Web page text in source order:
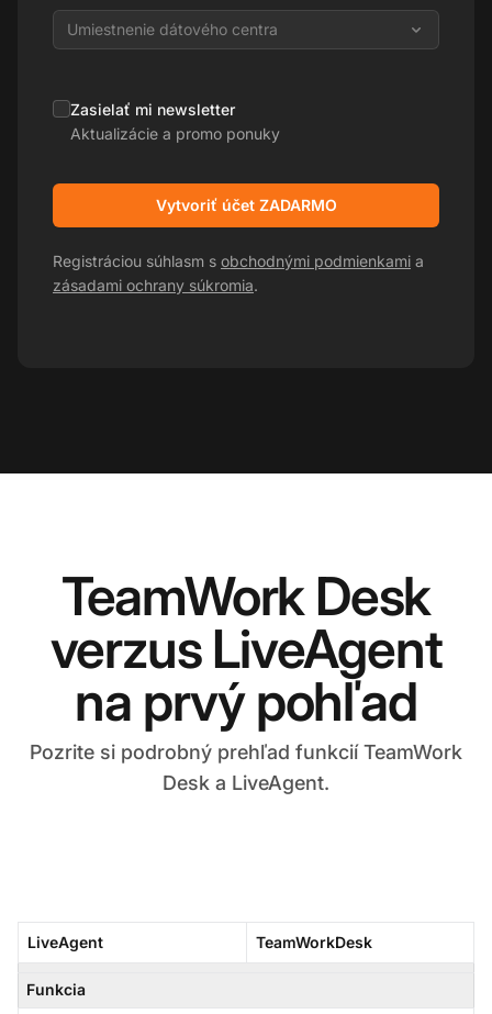
Umiestnenie dátového centra
Zasielať mi newsletter
Aktualizácie a promo ponuky
Vytvoriť účet ZADARMO
Registráciou súhlasm s obchodnými podmienkami a
zásadami ochrany súkromia.
TeamWork Desk
verzus LiveAgent
na prvý pohľad
Pozrite si podrobný prehľad funkcií TeamWork
Desk a LiveAgent.
LiveAgent TeamWorkDesk
Funkcia